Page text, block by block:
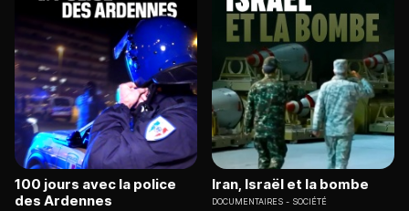
100 jours avec la police
des Ardennes
Iran, Israël et la bombe
DOCUMENTAIRES SOCIÉTÉ